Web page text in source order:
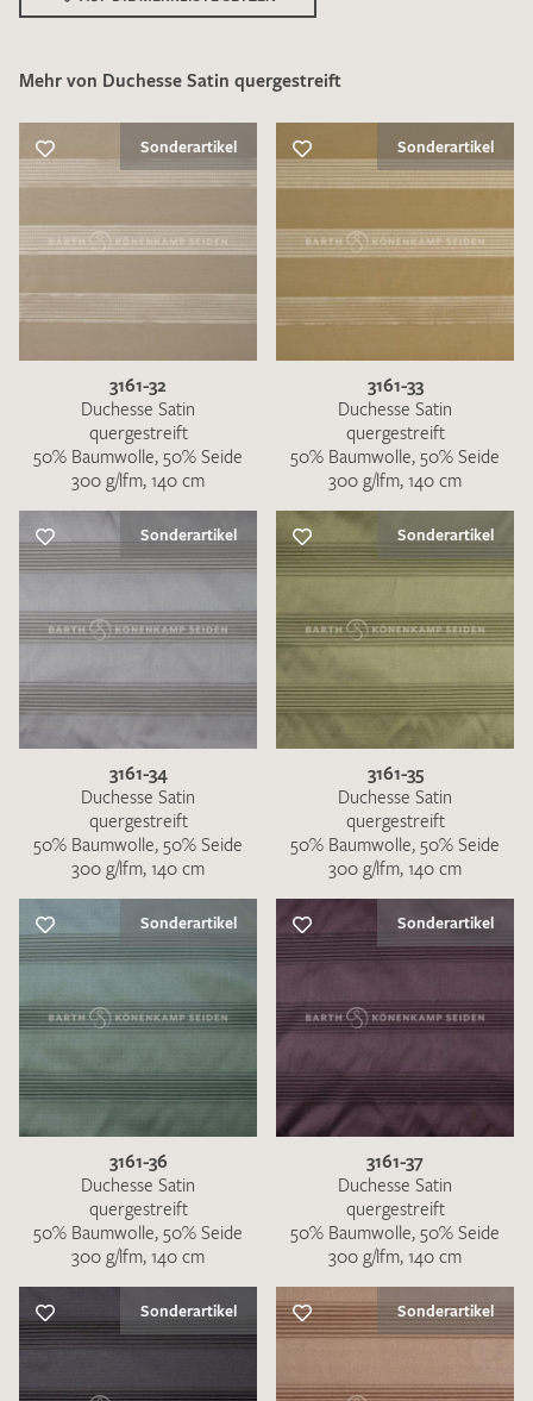
DieDatenschutzbestimmungenhabe ich zur Kenntnis
MUSTERANFRAGE SENDEN
Mehr von Duchesse Satin quergestreift
Sonderartikel
3161-32
Duchesse Satin
quergestreift
50% Baumwolle, 50% Seide
300 g/lfm, 140 cm
Sonderartikel
3161-33
Duchesse Satin
quergestreift
50% Baumwolle, 50% Seide
300 g/lfm, 140 cm
Sonderartikel
3161-34
Duchesse Satin
quergestreift
50% Baumwolle, 50% Seide
300 g/lfm, 140 cm
Sonderartikel
3161-35
Duchesse Satin
quergestreift
50% Baumwolle, 50% Seide
300 g/lfm, 140 cm
Sonderartikel
3161-36
Duchesse Satin
quergestreift
50% Baumwolle, 50% Seide
300 g/lfm, 140 cm
Sonderartikel
3161-37
Duchesse Satin
quergestreift
50% Baumwolle, 50% Seide
300 g/lfm, 140 cm
Sonderartikel Sonderartikel